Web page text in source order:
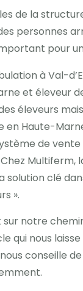
de la
personnes
pour
à Val-
et éleveur
éleveurs
en Haute-
de
solution clé
».
notre
qui nous
conseille